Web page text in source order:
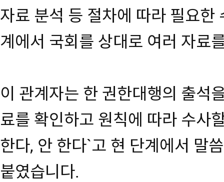
자료 분석 등 절차에 따라 필요한
계에서 국회를 상대로 여러 자료
이 관계자는 한 권한대행의 출석
료를 확인하고 원칙에 따라 수사
한다, 안 한다`고 현 단계에서 말
붙였습니다.